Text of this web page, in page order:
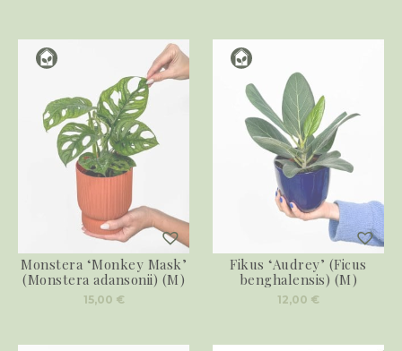
Monstera ‘Monkey Mask’
(Monstera adansonii) (M)
15,00 €
Fikus ‘Audrey’ (Ficus
benghalensis) (M)
12,00 €